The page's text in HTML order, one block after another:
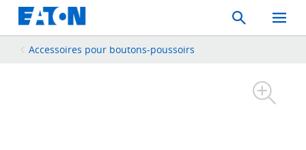
Search
Toggle
Mobile
Accessoires pour boutons-poussoirs